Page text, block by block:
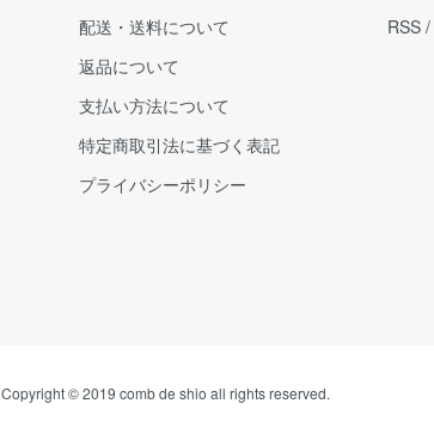
配送・送料について
返品について
支払い方法について
特定商取引法に基づく表記
プライバシーポリシー
RSS /
Copyright © 2019 comb de shio all rights reserved.